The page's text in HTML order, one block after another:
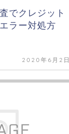
でクレジット
ラー対処方
2020年6月2日